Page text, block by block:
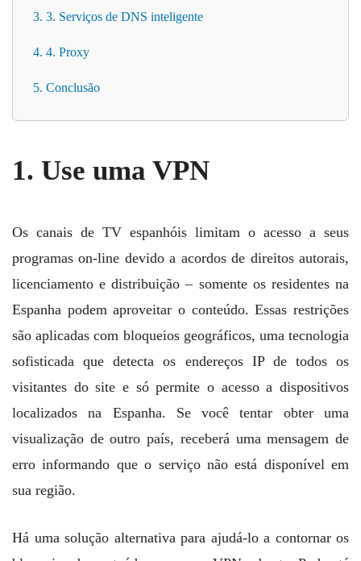
3. 3. Serviços de DNS inteligente
4. 4. Proxy
5. Conclusão
1. Use uma VPN
Os canais de TV espanhóis limitam o acesso a seus
programas on-line devido a acordos de direitos autorais,
licenciamento e distribuição – somente os residentes na
Espanha podem aproveitar o conteúdo. Essas restrições
são aplicadas com bloqueios geográficos, uma tecnologia
sofisticada que detecta os endereços IP de todos os
visitantes do site e só permite o acesso a dispositivos
localizados na Espanha. Se você tentar obter uma
visualização de outro país, receberá uma mensagem de
erro informando que o serviço não está disponível em
sua região.
Há uma solução alternativa para ajudá-lo a contornar os